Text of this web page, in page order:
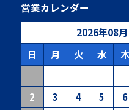
営業カレンダー
2026年08月
日
月 火 水 木
2
3 4 5 6